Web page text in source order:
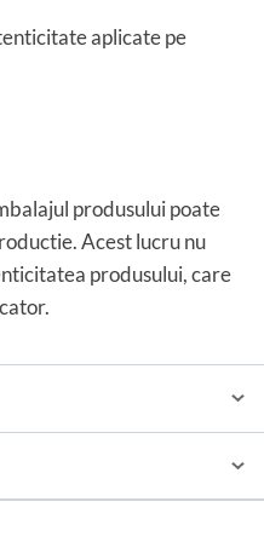
aplicate pe
produsului poate
Acest lucru nu
produsului, care